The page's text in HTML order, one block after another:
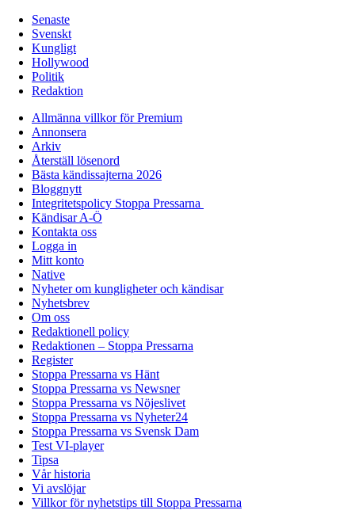
Senaste
Svenskt
Kungligt
Hollywood
Politik
Redaktion
Allmänna villkor för Premium
Annonsera
Arkiv
Återställ lösenord
Bästa kändissajterna 2026
Bloggnytt
Integritetspolicy Stoppa Pressarna
Kändisar A-Ö
Kontakta oss
Logga in
Mitt konto
Native
Nyheter om kungligheter och kändisar
Nyhetsbrev
Om oss
Redaktionell policy
Redaktionen – Stoppa Pressarna
Register
Stoppa Pressarna vs Hänt
Stoppa Pressarna vs Newsner
Stoppa Pressarna vs Nöjeslivet
Stoppa Pressarna vs Nyheter24
Stoppa Pressarna vs Svensk Dam
Test VI-player
Tipsa
Vår historia
Vi avslöjar
Villkor för nyhetstips till Stoppa Pressarna